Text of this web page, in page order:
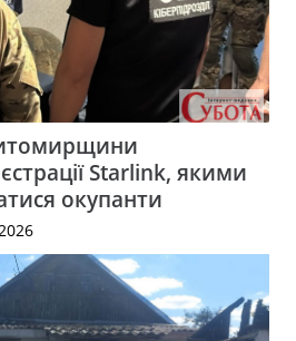
Starlink, якими
окупанти